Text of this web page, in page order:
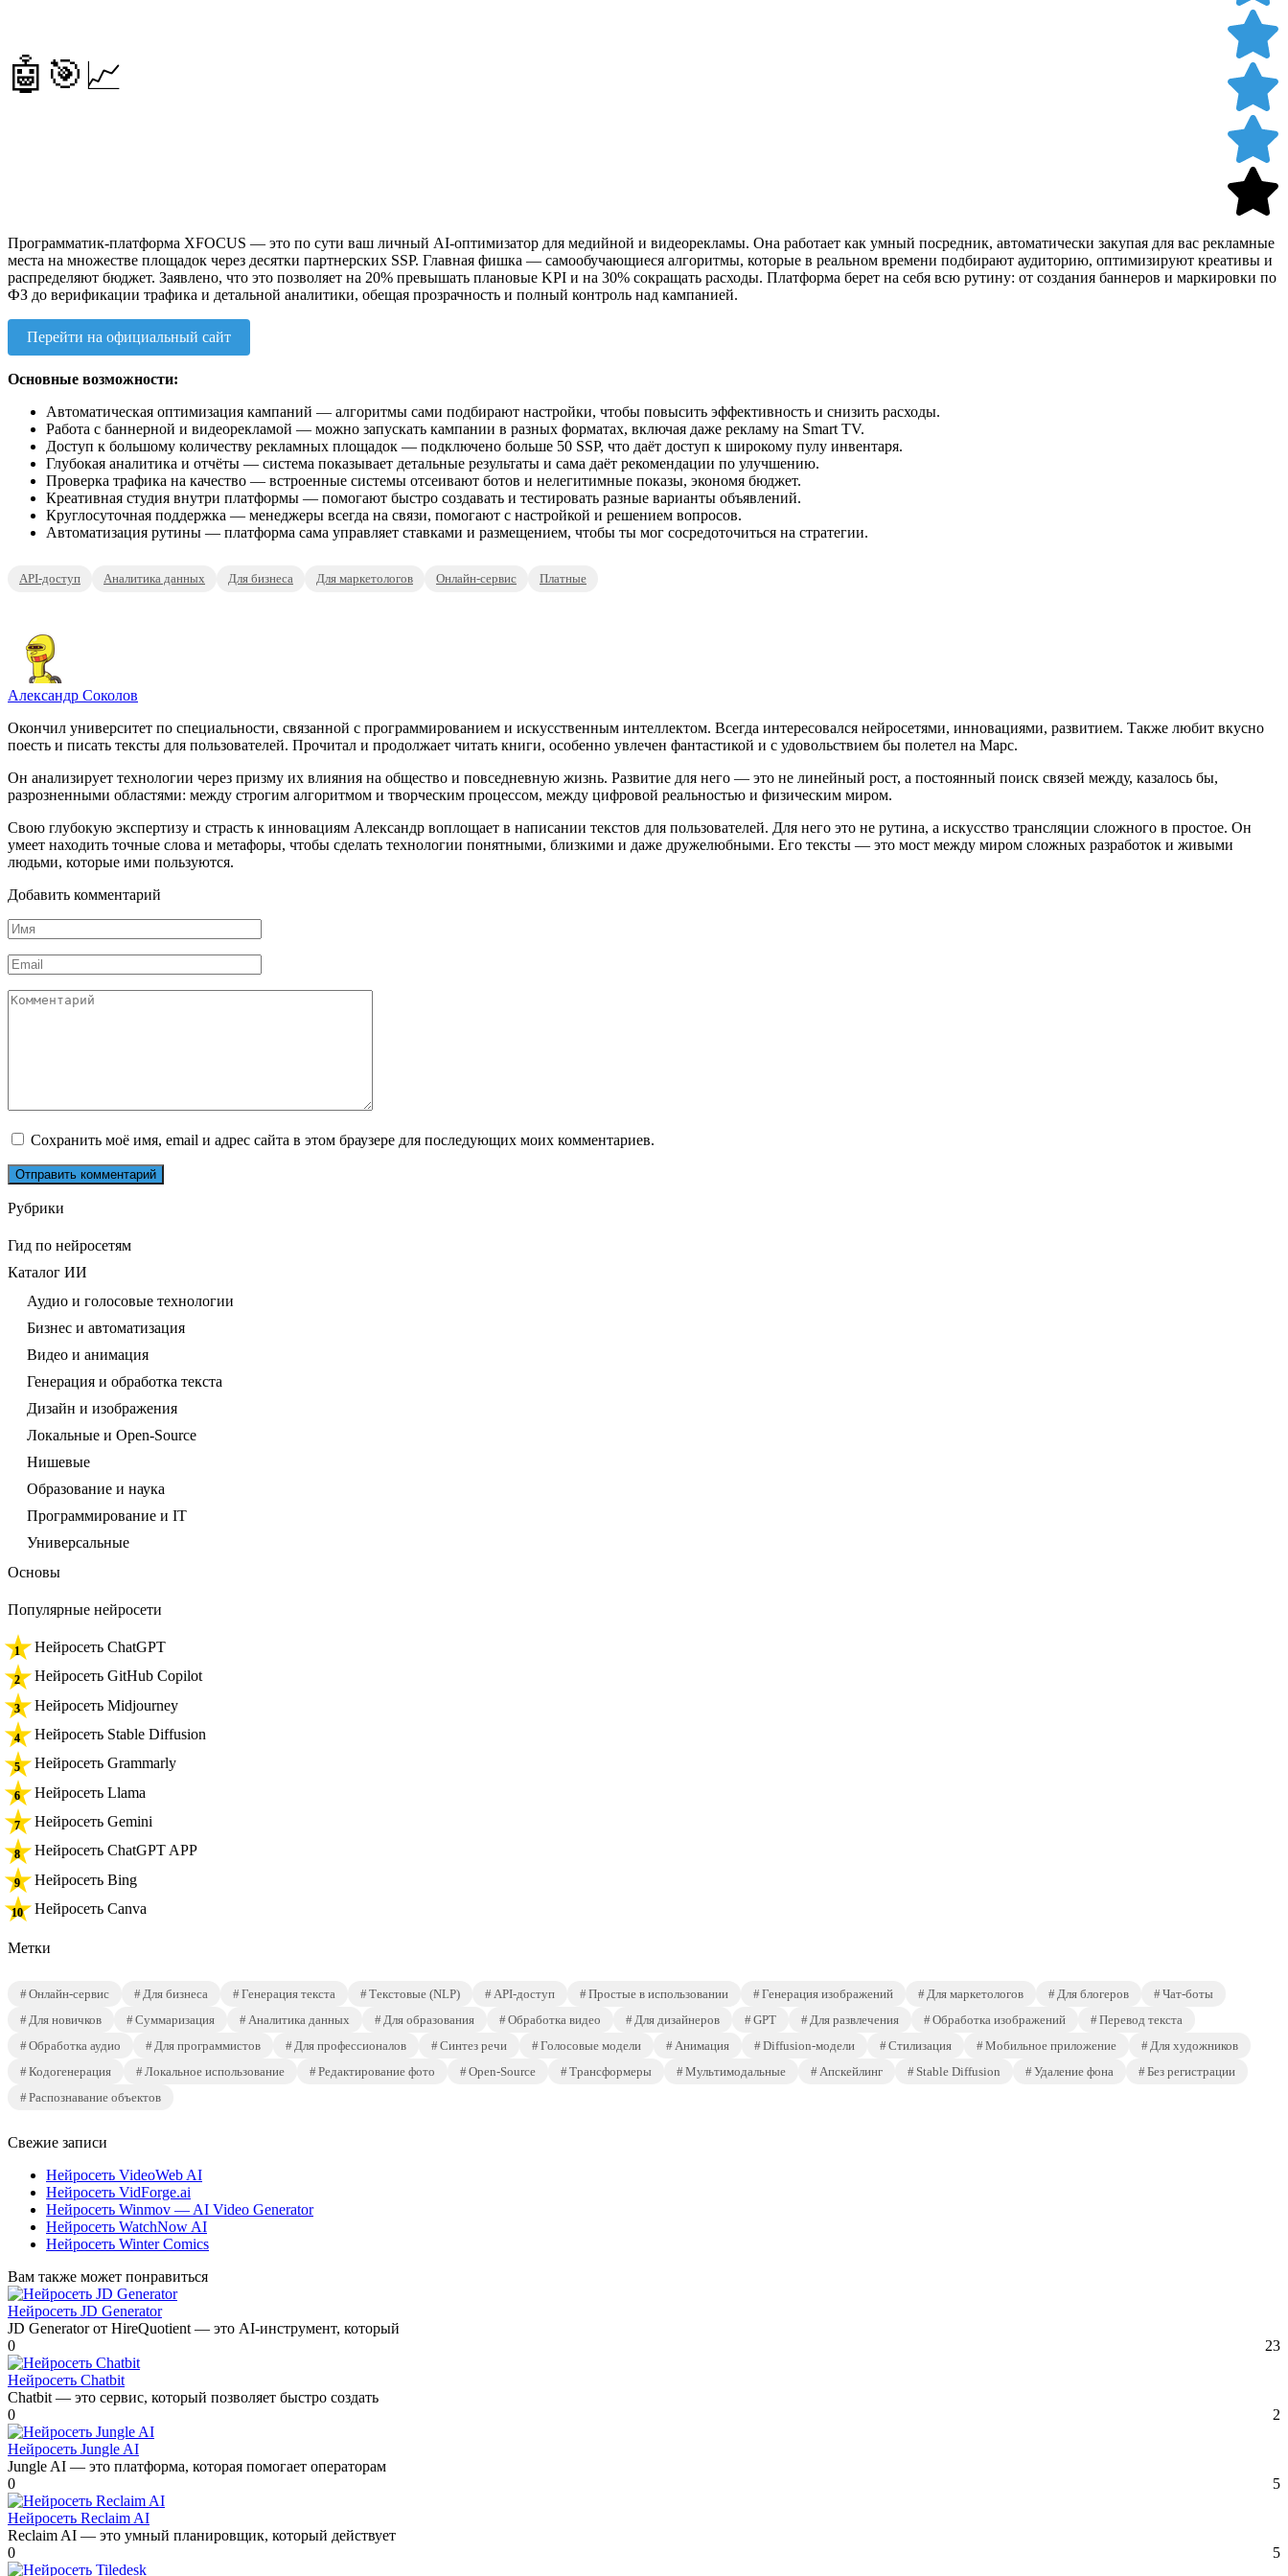
🤖🎯📈
Программатик-платформа XFOCUS — это по сути ваш личный AI-оптимизатор для медийной и видеорекламы. Она работает как умный посредник, автоматически закупая для вас рекламные
места на множестве площадок через десятки партнерских SSP. Главная фишка — самообучающиеся алгоритмы, которые в реальном времени подбирают аудиторию, оптимизируют креативы и
распределяют бюджет. Заявлено, что это позволяет на 20% превышать плановые KPI и на 30% сокращать расходы. Платформа берет на себя всю рутину: от создания баннеров и маркировки по
ФЗ до верификации трафика и детальной аналитики, обещая прозрачность и полный контроль над кампанией.
Перейти на официальный сайт
Основные возможности:
Автоматическая оптимизация кампаний — алгоритмы сами подбирают настройки, чтобы повысить эффективность и снизить расходы.
Работа с баннерной и видеорекламой — можно запускать кампании в разных форматах, включая даже рекламу на Smart TV.
Доступ к большому количеству рекламных площадок — подключено больше 50 SSP, что даёт доступ к широкому пулу инвентаря.
Глубокая аналитика и отчёты — система показывает детальные результаты и сама даёт рекомендации по улучшению.
Проверка трафика на качество — встроенные системы отсеивают ботов и нелегитимные показы, экономя бюджет.
Креативная студия внутри платформы — помогают быстро создавать и тестировать разные варианты объявлений.
Круглосуточная поддержка — менеджеры всегда на связи, помогают с настройкой и решением вопросов.
Автоматизация рутины — платформа сама управляет ставками и размещением, чтобы ты мог сосредоточиться на стратегии.
API-доступ Аналитика данных Для бизнеса Для маркетологов Онлайн-сервис Платные
Александр Соколов
Окончил университет по специальности, связанной с программированием и искусственным интеллектом. Всегда интересовался нейросетями, инновациями, развитием. Также любит вкусно
поесть и писать тексты для пользователей. Прочитал и продолжает читать книги, особенно увлечен фантастикой и с удовольствием бы полетел на Марс.
Он анализирует технологии через призму их влияния на общество и повседневную жизнь. Развитие для него — это не линейный рост, а постоянный поиск связей между, казалось бы,
разрозненными областями: между строгим алгоритмом и творческим процессом, между цифровой реальностью и физическим миром.
Свою глубокую экспертизу и страсть к инновациям Александр воплощает в написании текстов для пользователей. Для него это не рутина, а искусство трансляции сложного в простое. Он
умеет находить точные слова и метафоры, чтобы сделать технологии понятными, близкими и даже дружелюбными. Его тексты — это мост между миром сложных разработок и живыми
людьми, которые ими пользуются.
Добавить комментарий
Имя
*
Email
*
Комментарий
Сохранить моё имя, email и адрес сайта в этом браузере для последующих моих комментариев.
Рубрики
Гид по нейросетям
Каталог ИИ
Аудио и голосовые технологии
Бизнес и автоматизация
Видео и анимация
Генерация и обработка текста
Дизайн и изображения
Локальные и Open-Source
Нишевые
Образование и наука
Программирование и IT
Универсальные
Основы
Популярные нейросети
Нейросеть ChatGPT
Нейросеть GitHub Copilot
Нейросеть Midjourney
Нейросеть Stable Diffusion
Нейросеть Grammarly
Нейросеть Llama
Нейросеть Gemini
Нейросеть ChatGPT APP
Нейросеть Bing
Нейросеть Canva
Метки
Онлайн-сервис Для бизнеса Генерация текста Текстовые (NLP) API-доступ Простые в использовании Генерация изображений Для маркетологов Для блогеров
Чат-боты
Для новичков
Суммаризация Аналитика данных Для образования Обработка видео Для дизайнеров GPT Для развлечения Обработка изображений
Перевод текста
Обработка аудио
Для программистов Для профессионалов Синтез речи Голосовые модели Анимация Diffusion-модели Стилизация Мобильное приложение
Для художников
Кодогенерация
Локальное использование Редактирование фото Open-Source Трансформеры Мультимодальные Апскейлинг Stable Diffusion Удаление фона
Без регистрации
Распознавание объектов
Свежие записи
Нейросеть VideoWeb AI
Нейросеть VidForge.ai
Нейросеть Winmov — AI Video Generator
Нейросеть WatchNow AI
Нейросеть Winter Comics
Вам также может понравиться
Нейросеть JD Generator
JD Generator от HireQuotient — это AI-инструмент, который
0
23
Нейросеть Chatbit
Chatbit — это сервис, который позволяет быстро создать
0
2
Нейросеть Jungle AI
Jungle AI — это платформа, которая помогает операторам
0
5
Нейросеть Reclaim AI
Reclaim AI — это умный планировщик, который действует
0
5